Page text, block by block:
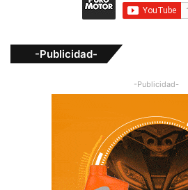
-Publicidad-
-Publicidad-